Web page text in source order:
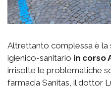
Altrettanto complessa è
igienico-sanitario in corso
irrisolte le problematiche
farmacia Sanitas, il dottor